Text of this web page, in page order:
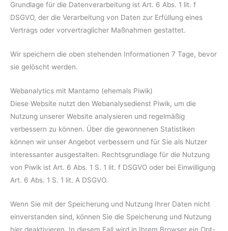
Grundlage für die Datenverarbeitung ist Art. 6 Abs. 1 lit. f
DSGVO, der die Verarbeitung von Daten zur Erfüllung eines
Vertrags oder vorvertraglicher Maßnahmen gestattet.
Wir speichern die oben stehenden Informationen 7 Tage, bevor
sie gelöscht werden.
Webanalytics mit Mantamo (ehemals Piwik)
Diese Website nutzt den Webanalysedienst Piwik, um die
Nutzung unserer Website analysieren und regelmäßig
verbessern zu können. Über die gewonnenen Statistiken
können wir unser Angebot verbessern und für Sie als Nutzer
interessanter ausgestalten. Rechtsgrundlage für die Nutzung
von Piwik ist Art. 6 Abs. 1 S. 1 lit. f DSGVO oder bei Einwilligung
Art. 6 Abs. 1 S. 1 lit. A DSGVO.
Wenn Sie mit der Speicherung und Nutzung Ihrer Daten nicht
einverstanden sind, können Sie die Speicherung und Nutzung
hier deaktivieren. In diesem Fall wird in Ihrem Browser ein Opt-